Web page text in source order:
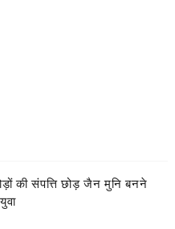
की संपत्ति छोड़ जैन मुनि बनने